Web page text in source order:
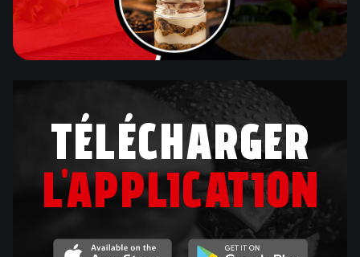
TÉLÉCHARGER
L'APPLICATION